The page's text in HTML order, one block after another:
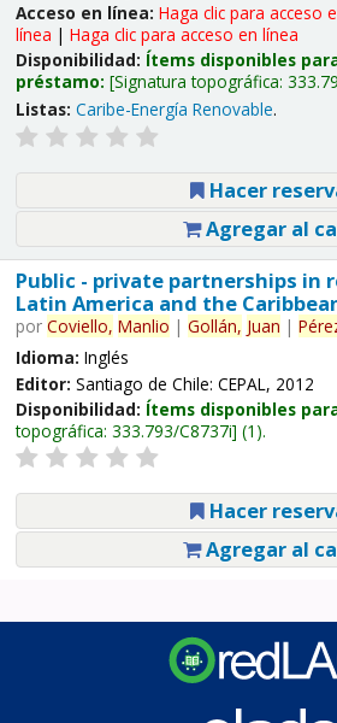
Acceso en línea: Haga clic para acceso
línea | Haga clic para acceso en línea
Disponibilidad: Ítems disponibles
préstamo: Signatura topográfica:
Listas: Caribe-Energía Renovable.
Hacer
Agregar al
Public - private partnerships in
Latin America and the
por Coviello, Manlio | Gollán, Juan |
Idioma: Inglés
Editor: Santiago de Chile: CEPAL, 2012
Disponibilidad: Ítems disponibles
topográfica: 333.793/C8737i (1).
Hacer
Agregar al